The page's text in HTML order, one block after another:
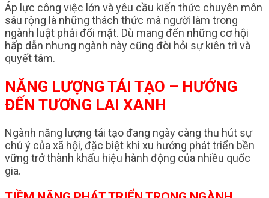
Áp lực công việc lớn và yêu cầu kiến thức chuyên môn
sâu rộng là những thách thức mà người làm trong
ngành luật phải đối mặt. Dù mang đến những cơ hội
hấp dẫn nhưng ngành này cũng đòi hỏi sự kiên trì và
quyết tâm.
NĂNG LƯỢNG TÁI TẠO – HƯỚNG
ĐẾN TƯƠNG LAI XANH
Ngành năng lượng tái tạo đang ngày càng thu hút sự
chú ý của xã hội, đặc biệt khi xu hướng phát triển bền
vững trở thành khẩu hiệu hành động của nhiều quốc
gia.